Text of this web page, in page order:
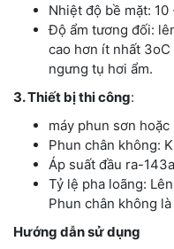
Nhiệt độ bề mặt: 10
Độ ẩm tương đối:
cao hơn ít nhất
ngưng tụ hơi ẩm.
3. Thiết bị thi công:
máy phun sơn
Phun chân không:
Áp suất đầu ra-
Tỷ lệ pha loãng:
Phun chân không
Hướng dẫn sử dụng